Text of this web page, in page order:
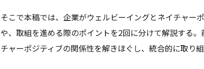
そこで本稿では、企業がウェルビーイングとネイチャー
や、取組を進める際のポイントを2回に分けて解説する
チャーポジティブの関係性を解きほぐし、統合的に取り